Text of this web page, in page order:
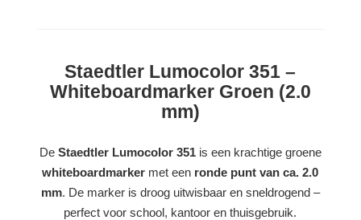
Staedtler Lumocolor 351 –
Whiteboardmarker Groen (2.0
mm)
De Staedtler Lumocolor 351is een krachtige groene
whiteboardmarker met een ronde punt van ca. 2.0
mm. De marker is droog uitwisbaar en sneldrogend –
perfect voor school, kantoor en thuisgebruik.